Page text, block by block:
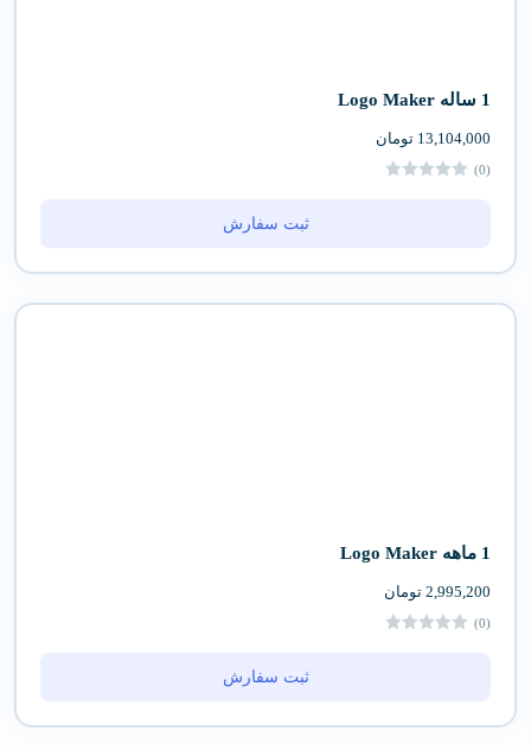
1 ساله Logo Maker
13,104,000 تومان
(0)
ثبت سفارش
1 ماهه Logo Maker
2,995,200 تومان
(0)
ثبت سفارش